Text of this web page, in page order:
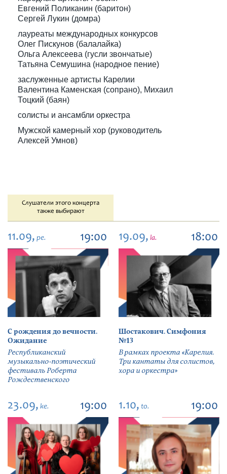
Евгений Поликанин (баритон)
Сергей Лукин (домра)
лауреаты международных конкурсов
Олег Пискунов (балалайка)
Ольга Алексеева (гусли звончатые)
Татьяна Семушина (народное пение)
заслуженные артисты Карелии
Валентина Каменская (сопрано), Михаил
Тоцкий (баян)
солисты и ансамбли оркестра
Мужской камерный хор (руководитель
Алексей Умнов)
Слушатели этого концерта
также выбирают
11.09, pe. 19:00
С рождения до вечности.
Ожидание
Республиканский
музыкально-поэтический
фестиваль Роберта
Рождественского
19.09, la. 18:00
Шостакович. Симфония
№13
В рамках проекта «Карелия.
Три кантаты для солистов,
хора и оркестра»
23.09, ke. 19:00 1.10, to. 19:00